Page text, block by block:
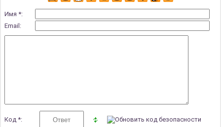
Имя *:
Email:
Код *: